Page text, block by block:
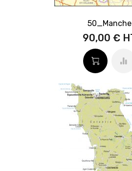
50_Manche
90,00 €